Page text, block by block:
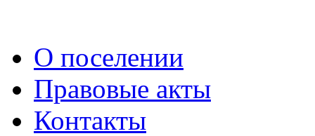
О поселении
Правовые акты
Контакты